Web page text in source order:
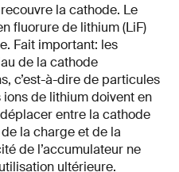
la cathode. Le
fluorure de lithium (LiF)
Fait important: les
de la cathode
c’est-à-dire de particules
de lithium doivent en
entre la cathode
la charge et de la
de l’accumulateur ne
ultérieure.